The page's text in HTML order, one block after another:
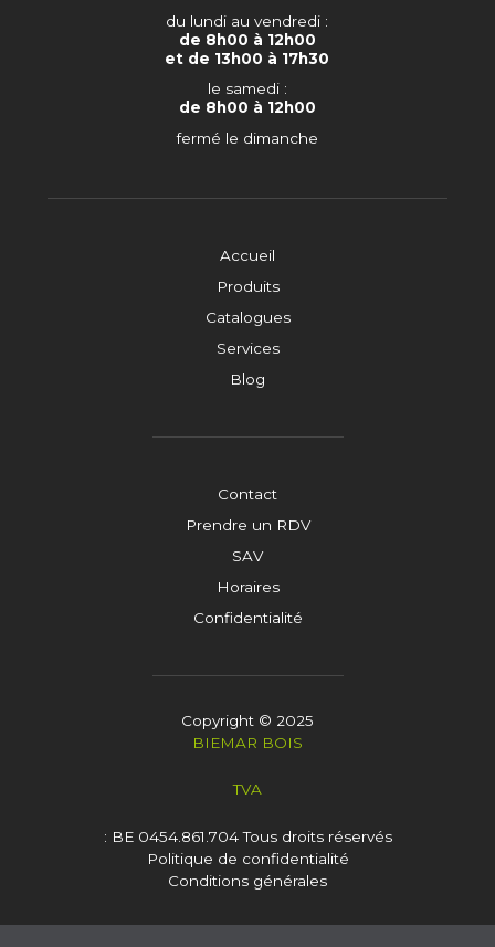
Accueil
Produits
Catalogues
Services
Blog
Contact
Prendre un RDV
SAV
Horaires
Confidentialité
du lundi au vendredi :
de 8h00 à 12h00
et de 13h00 à 17h30
le samedi :
de 8h00 à 12h00
fermé le dimanche
Copyright © 2025
BIEMAR BOIS
TVA
: BE 0454.861.704Tous droits réservés
Politique de confidentialité
Conditions générales